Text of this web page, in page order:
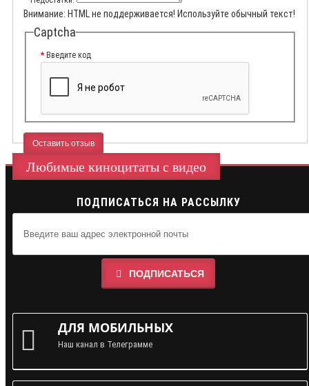
Внимание: HTML не поддерживается! Используйте обычный текст!
Captcha
Введите код
Оставить отзыв
Любимые киноцитаты с видео
ПОДПИСАТЬСЯ НА РАССЫЛКУ
ПОДПИСАТЬСЯ
ДЛЯ МОБИЛЬНЫХ
Наш канал в Телеграмме